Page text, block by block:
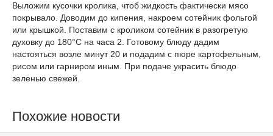
Выложим кусочки кролика, чтоб жидкость фактически мясо
покрывало. Доводим до кипения, накроем сотейник фольгой
или крышкой. Поставим с кроликом сотейник в разогретую
духовку до 180°C на часа 2. Готовому блюду дадим
настояться возле минут 20 и подадим с пюре картофельным,
рисом или гарниром иным. При подаче украсить блюдо
зеленью свежей.
Похожие новости